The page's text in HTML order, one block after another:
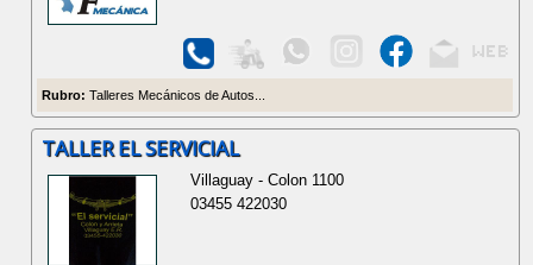
Rubro: Talleres Mecánicos de Autos...
TALLER EL SERVICIAL
Villaguay - Colon 1100
03455 422030